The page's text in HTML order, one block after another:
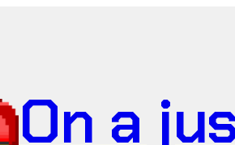
On a